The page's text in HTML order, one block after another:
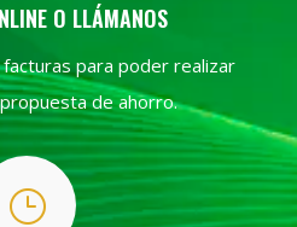
O LLÁMANOS
para poder realizar
de ahorro.
}